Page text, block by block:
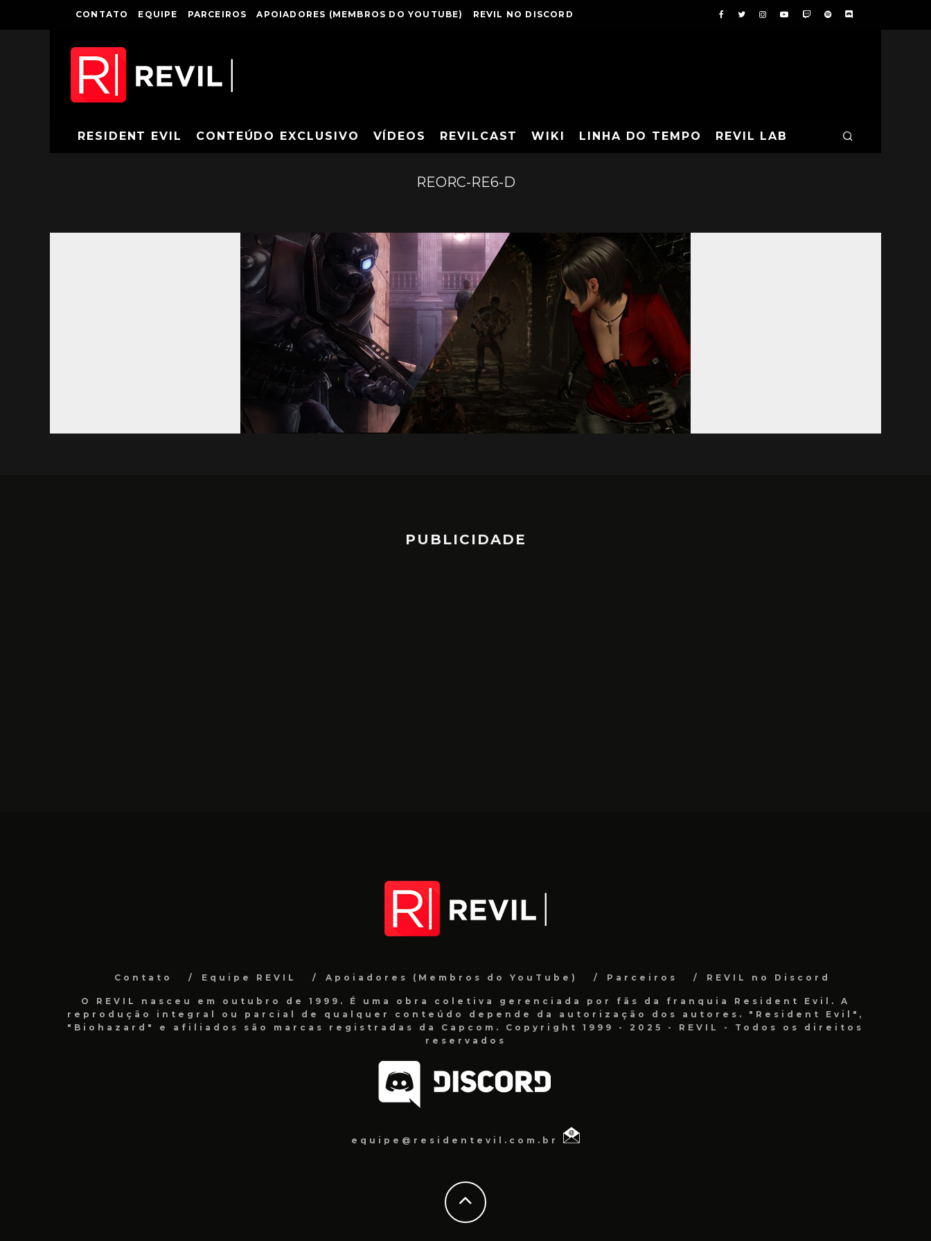
CONTATO EQUIPE PARCEIROS APOIADORES (MEMBROS DO YOUTUBE) REVIL NO DISCORD
RESIDENT EVIL CONTEÚDO EXCLUSIVO VÍDEOS REVILCAST WIKI LINHA DO TEMPO REVIL LAB
REORC-RE6-D
PUBLICIDADE
Contato Equipe REVIL Apoiadores (Membros do YouTube) Parceiros REVIL no Discord
O REVIL nasceu em outubro de 1999. É uma obra coletiva gerenciada por fãs da franquia Resident Evil. A
reprodução integral ou parcial de qualquer conteúdo depende da autorização dos autores. "Resident Evil",
"Biohazard" e afiliados são marcas registradas da Capcom. Copyright 1999 - 2025 - REVIL - Todos os direitos
reservados
equipe@residentevil.com.br